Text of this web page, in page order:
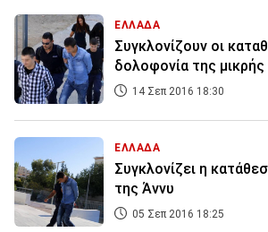
ΕΛΛΑΔΑ
Συγκλονίζουν οι
δολοφονία της μικρής
14 Σεπ 2016 18:30
ΕΛΛΑΔΑ
Συγκλονίζει η
της Άννυ
05 Σεπ 2016 18:25